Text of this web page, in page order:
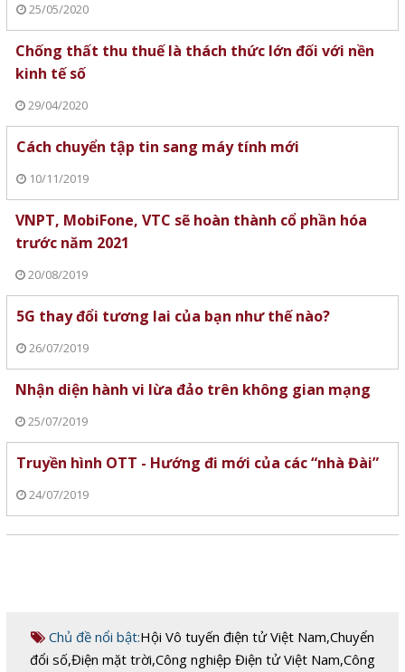
25/05/2020
Chống thất thu thuế là thách thức lớn đối với nền
kinh tế số
29/04/2020
Cách chuyển tập tin sang máy tính mới
10/11/2019
VNPT, MobiFone, VTC sẽ hoàn thành cổ phần hóa
trước năm 2021
20/08/2019
5G thay đổi tương lai của bạn như thế nào?
26/07/2019
Nhận diện hành vi lừa đảo trên không gian mạng
25/07/2019
Truyền hình OTT - Hướng đi mới của các “nhà Đài”
24/07/2019
Chủ đề nổi bật:Hội Vô tuyến điện tử Việt Nam,Chuyển
đổi số,Điện mặt trời,Công nghiệp Điện tử Việt Nam,Công